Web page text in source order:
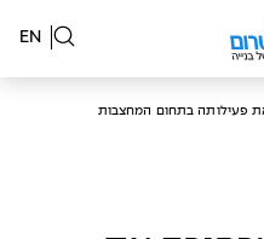
EN
פעילותה בתחום המחצבות